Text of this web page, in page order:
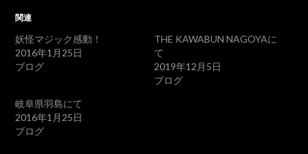
関連
妖怪マジック感動！
2016年1月25日
ブログ
THE KAWABUN NAGOYAに
て
2019年12月5日
ブログ
岐阜県羽島にて
2016年1月25日
ブログ